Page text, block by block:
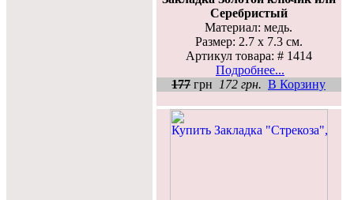
Серебристый
Материал: медь.
Размер: 2.7 х 7.3 см.
Артикул товара: # 1414
Подробнее...
177 грн 172 грн. В Корзину